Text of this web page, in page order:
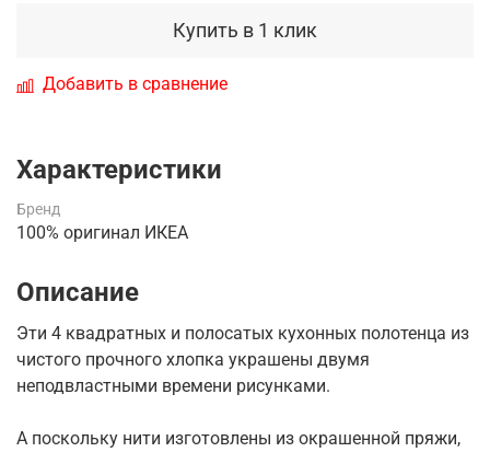
Купить в 1 клик
Добавить в сравнение
Характеристики
Бренд
100% оригинал ИКЕА
Описание
Эти 4 квадратных и полосатых кухонных полотенца из
чистого прочного хлопка украшены двумя
неподвластными времени рисунками.
А поскольку нити изготовлены из окрашенной пряжи,